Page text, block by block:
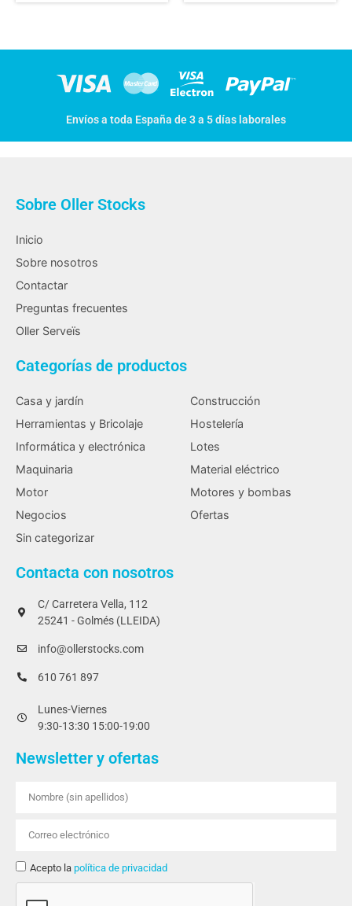
Envíos a toda España de 3 a 5 días laborales
Sobre Oller Stocks
Inicio
Sobre nosotros
Contactar
Preguntas frecuentes
Oller Serveïs
Categorías de productos
Casa y jardín
Construcción
Herramientas y Bricolaje
Hostelería
Informática y electrónica
Lotes
Maquinaria
Material eléctrico
Motor
Motores y bombas
Negocios
Ofertas
Sin categorizar
Contacta con nosotros
C/ Carretera Vella, 112
25241 - Golmés (LLEIDA)
info@ollerstocks.com
610 761 897
Lunes-Viernes
9:30-13:30 15:00-19:00
Newsletter y ofertas
Acepto la política de privacidad